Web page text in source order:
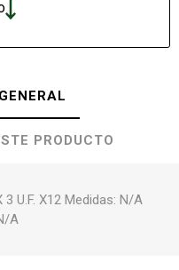
PRODUCTO
3 U.F. X12 Medidas: N/A
A